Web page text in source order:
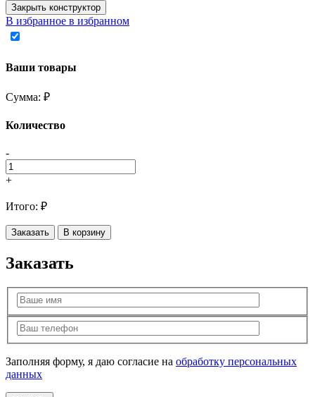
Закрыть конструктор
В избранное в избранном
Ваши товары
Сумма: ₽
Количество
-
+
Итого: ₽
Заказать В корзину
Заказать
Заполняя форму, я даю согласие на обработку персональных
данных